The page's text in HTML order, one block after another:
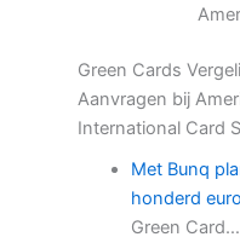
Green Cards
Aanvragen bij
International Card
Met Bunq
honderd
Green Card…